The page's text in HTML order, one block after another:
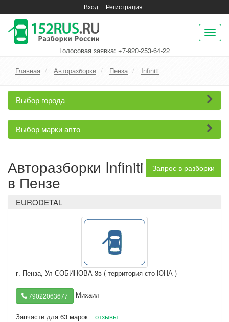
Вход | Регистрация
Голосовая заявка: +7-920-253-64-22
Главная Авторазборки Пенза Infiniti
Выбор города
Выбор марки авто
Запрос в разборки
Авторазборки Infiniti
в Пензе
EURODETAL
г. Пенза, Ул СОБИНОВА 3в ( территория сто ЮНА )
79022063677 Михаил
Запчасти для 63 марок
отзывы